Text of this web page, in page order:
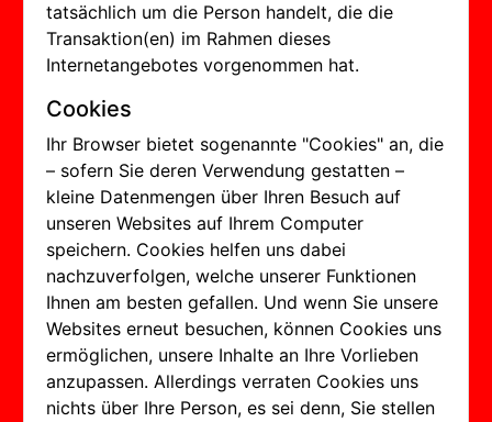
tatsächlich um die Person handelt, die die
Transaktion(en) im Rahmen dieses
Internetangebotes vorgenommen hat.
Cookies
Ihr Browser bietet sogenannte "Cookies" an, die
– sofern Sie deren Verwendung gestatten –
kleine Datenmengen über Ihren Besuch auf
unseren Websites auf Ihrem Computer
speichern. Cookies helfen uns dabei
nachzuverfolgen, welche unserer Funktionen
Ihnen am besten gefallen. Und wenn Sie unsere
Websites erneut besuchen, können Cookies uns
ermöglichen, unsere Inhalte an Ihre Vorlieben
anzupassen. Allerdings verraten Cookies uns
nichts über Ihre Person, es sei denn, Sie stellen